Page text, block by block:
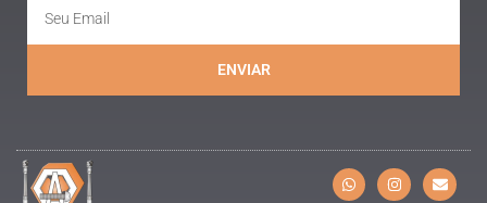
ENVIAR